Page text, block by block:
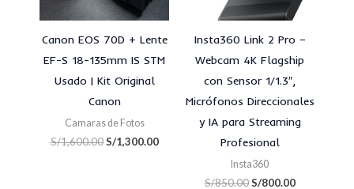
Canon EOS 70D + Lente
EF-S 18-135mm IS STM
Usado | Kit Original
Canon
Camaras de Fotos
S/1,600.00 S/1,300.00
Insta360 Link 2 Pro –
Webcam 4K Flagship
con Sensor 1/1.3″,
Micrófonos Direccionales
y IA para Streaming
Profesional
Insta360
S/850.00 S/800.00